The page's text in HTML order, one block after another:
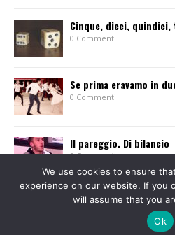
Cinque, dieci,
0 Commenti
Se prima eravamo in
0 Commenti
Il pareggio. Di bilancio
0 Commenti
© 2013-2015 Tutti i diritti sono riservati.
We use cookies to ensure
experience on our website. If you
will assume that you
Ok